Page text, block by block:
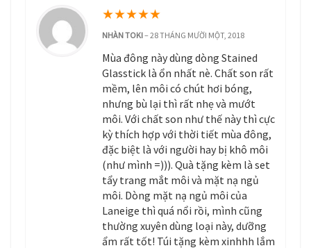
★★★★★
NHÀN TOKI–28 THÁNG MƯỜI MỘT, 2018
Mùa đông này dùng dòng Stained
Glasstick là ổn nhất nè. Chất son rất
mềm, lên môi có chút hơi bóng,
nhưng bù lại thì rất nhẹ và mướt
môi. Với chất son như thế này thì cực
kỳ thích hợp với thời tiết mùa đông,
đặc biệt là với người hay bị khô môi
(như mình =))). Quà tặng kèm là set
tẩy trang mắt môi và mặt nạ ngủ
môi. Dòng mặt nạ ngủ môi của
Laneige thì quá nổi rồi, mình cũng
thường xuyên dùng loại này, dưỡng
ẩm rất tốt! Túi tặng kèm xinhhh lắm